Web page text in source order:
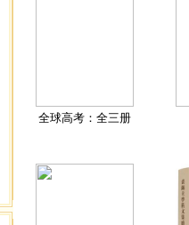
全球高考：全三册